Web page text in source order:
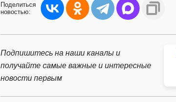
Поделиться
новостью:
Подпишитесь на наши каналы и
получайте самые важные и интересные
новости первым